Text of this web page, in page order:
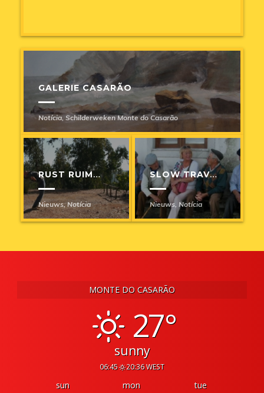
GALERIE CASARÃO
Notícia, Schilderweken Monte do Casarão
RUST RUIMTE PRIVACY
Nieuws,Notícia
SLOW TRAVEL
Nieuws Notícia
MONTE DO CASARÃO
27°
sunny
06:45 20:36 WEST
sun mon
tue